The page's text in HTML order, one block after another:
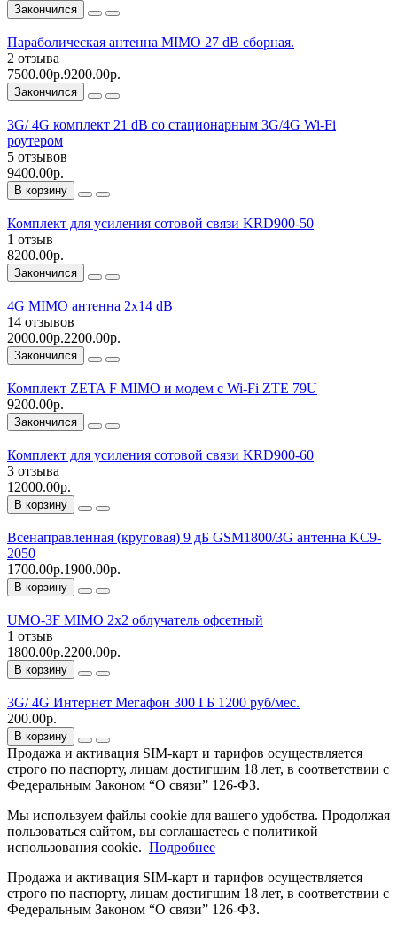
Закончился
Параболическая антенна MIMO 27 dB сборная.
2 отзыва
7500.00р.9200.00р.
Закончился
3G/ 4G комплект 21 dB со стационарным 3G/4G Wi-Fi
роутером
5 отзывов
9400.00р.
В корзину
Комплект для усиления сотовой связи KRD900-50
1 отзыв
8200.00р.
Закончился
4G MIMO антенна 2x14 dB
14 отзывов
2000.00р.2200.00р.
Закончился
Комплект ZETA F MIMO и модем c Wi-Fi ZTE 79U
9200.00р.
Закончился
Комплект для усиления сотовой связи KRD900-60
3 отзыва
12000.00р.
В корзину
Всенаправленная (круговая) 9 дБ GSM1800/3G антенна KC9-
2050
1700.00р.1900.00р.
В корзину
UMO-3F MIMO 2x2 облучатель офсетный
1 отзыв
1800.00р.2200.00р.
В корзину
3G/ 4G Интернет Мегафон 300 ГБ 1200 руб/мес.
200.00р.
В корзину
Продажа и активация SIM-карт и тарифов осуществляется
строго по паспорту, лицам достигшим 18 лет, в соответствии с
Федеральным Законом “О связи” 126-ФЗ.
Мы используем файлы cookie для вашего удобства. Продолжая
пользоваться сайтом, вы соглашаетесь с политикой
использования cookie. Подробнее
Продажа и активация SIM-карт и тарифов осуществляется
строго по паспорту, лицам достигшим 18 лет, в соответствии с
Федеральным Законом “О связи” 126-ФЗ.